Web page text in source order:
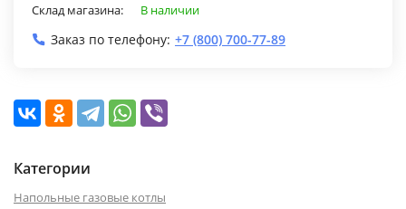
Склад магазина: В наличии
Заказ по телефону: +7 (800) 700-77-89
Категории
Напольные газовые котлы